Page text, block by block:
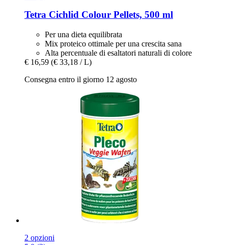
Tetra Cichlid Colour Pellets, 500 ml
Per una dieta equilibrata
Mix proteico ottimale per una crescita sana
Alta percentuale di esaltatori naturali di colore
€ 16,59 (€ 33,18 / L)
Consegna entro il giorno 12 agosto
2 opzioni